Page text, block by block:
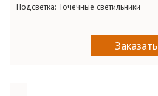
Подсветка: Точечные светильники
Заказать